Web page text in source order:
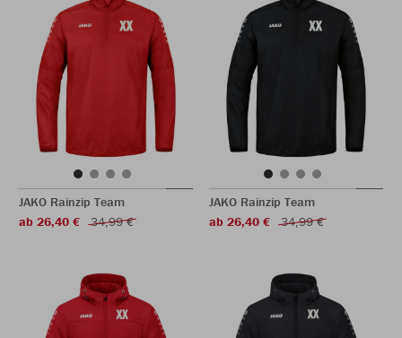
JAKO Rainzip Team
ab 26,40 €
34,99 €
JAKO Rainzip Team
ab 26,40 €
34,99 €